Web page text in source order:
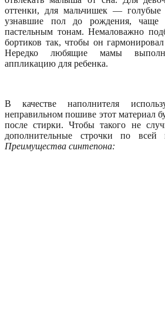
оттенки, для мальчишек —
узнавшие пол до рождения, чаще
пастельным тонам. Немаловажно
бортиков так, чтобы он
Нередко любящие мамы
аппликацию для ребенка.
В качестве наполнителя
неправильном пошиве этот материал
после стирки. Чтобы такого не
дополнительные строчки по всей
Преимущества синтепона: